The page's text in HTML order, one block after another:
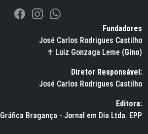
Fundadores
José Carlos Rodrigues Castilho
✝ Luiz Gonzaga Leme (Gino)
Diretor Responsável:
José Carlos Rodrigues Castilho
Editora:
Gráfica Bragança - Jornal em Dia Ltda. EPP